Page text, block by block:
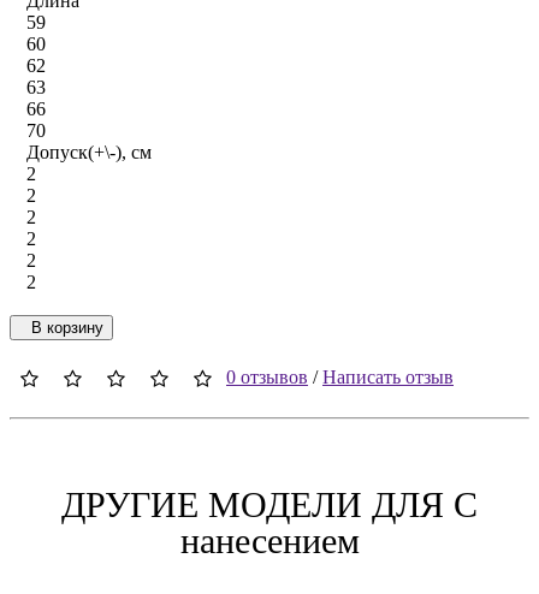
59
60
62
63
66
70
Допуск(+\-), см
2
2
2
2
2
2
В корзину
0 отзывов /Написать отзыв
ДРУГИЕ МОДЕЛИ ДЛЯ C
нанесением